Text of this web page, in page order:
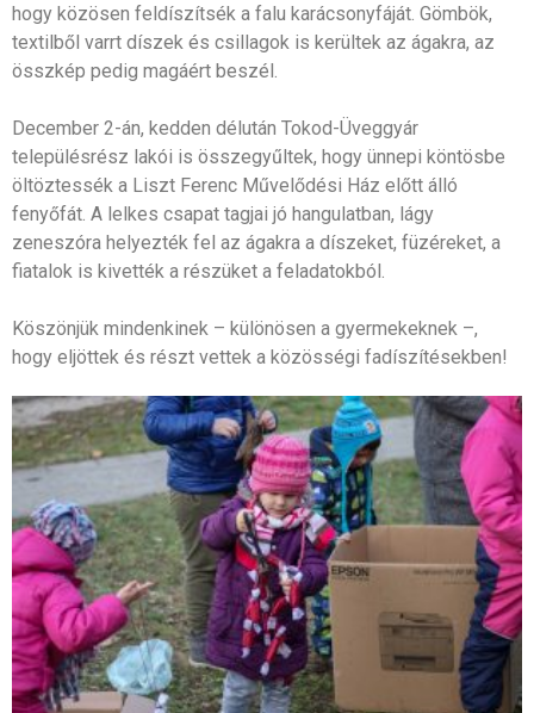
hogy közösen feldíszítsék a falu karácsonyfáját. Gömbök,
textilből varrt díszek és csillagok is kerültek az ágakra, az
összkép pedig magáért beszél.
December 2-án, kedden délután Tokod-Üveggyár
településrész lakói is összegyűltek, hogy ünnepi köntösbe
öltöztessék a Liszt Ferenc Művelődési Ház előtt álló
fenyőfát. A lelkes csapat tagjai jó hangulatban, lágy
zeneszóra helyezték fel az ágakra a díszeket, füzéreket, a
fiatalok is kivették a részüket a feladatokból.
Köszönjük mindenkinek – különösen a gyermekeknek –,
hogy eljöttek és részt vettek a közösségi fadíszítésekben!